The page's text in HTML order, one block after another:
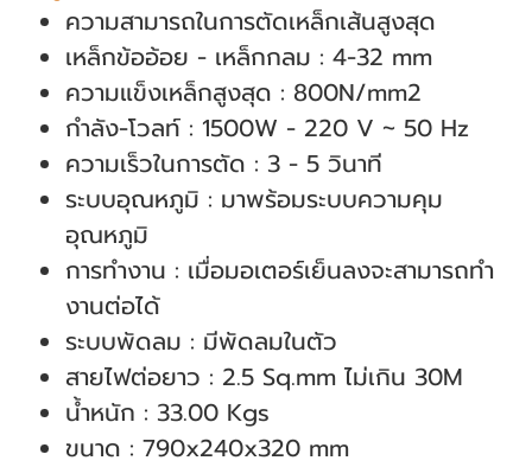
ความสามารถในการตัดเหล็กเส้นสูงสุด
เหล็กข้ออ้อย - เหล็กกลม : 4-32 mm
ความแข็งเหล็กสูงสุด : 800N/mm2
กําลัง-โวลท์ : 1500W - 220 V ~ 50 Hz
ความเร็วในการตัด : 3 - 5 วินาที
ระบบอุณหภูมิ : มาพร้อมระบบความคุม
อุณหภูมิ
การทํางาน : เมื่อมอเตอร์เย็นลงจะสามารถทํา
งานต่อได้
ระบบพัดลม : มีพัดลมในตัว
สายไฟต่อยาว : 2.5 Sq.mm ไม่เกิน 30M
น้ำหนัก : 33.00 Kgs
ขนาด : 790x240x320 mm